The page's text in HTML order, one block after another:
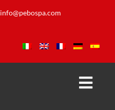
info@pebospa.com